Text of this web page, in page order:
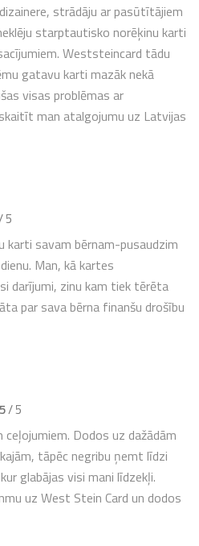
strādāju ar pasūtītājiem
starptautisko norēķinu karti
Weststeincard tādu
gatavu karti mazāk nekā
visas problēmas ar
man atalgojumu uz Latvijas
5
karti savam bērnam-pusaudzim
Man, kā kartes
darījumi, zinu kam tiek tērēta
par sava bērna finanšu drošību
/ 5
ceļojumiem. Dodos uz dažādām
tāpēc negribu ņemt līdzi
glabājas visi mani līdzekļi.
uz West Stein Card un dodos